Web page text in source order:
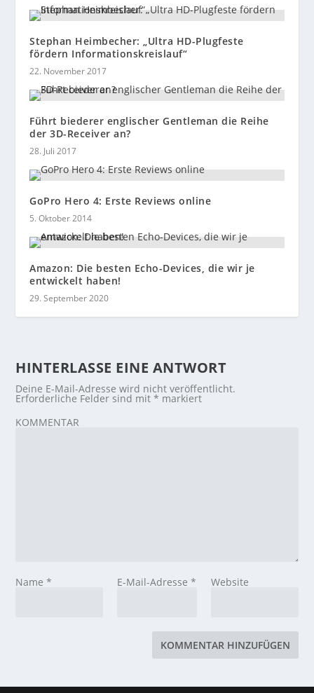
Stephan Heimbecher: „Ultra HD-Plugfeste
fördern Informationskreislauf“
22. November 2017
Führt biederer englischer Gentleman die Reihe
der 3D-Receiver an?
28. Juli 2017
GoPro Hero 4: Erste Reviews online
5. Oktober 2014
Amazon: Die besten Echo-Devices, die wir je
entwickelt haben!
29. September 2020
HINTERLASSE EINE ANTWORT
Deine E-Mail-Adresse wird nicht veröffentlicht.
Erforderliche Felder sind mit* markiert
KOMMENTAR
Name* E-Mail-Adresse * Website